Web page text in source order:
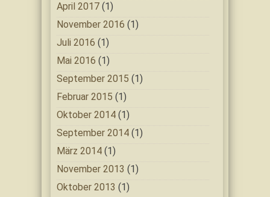
April 2017 (1)
November 2016 (1)
Juli 2016 (1)
Mai 2016 (1)
September 2015 (1)
Februar 2015 (1)
Oktober 2014 (1)
September 2014 (1)
März 2014 (1)
November 2013 (1)
Oktober 2013 (1)